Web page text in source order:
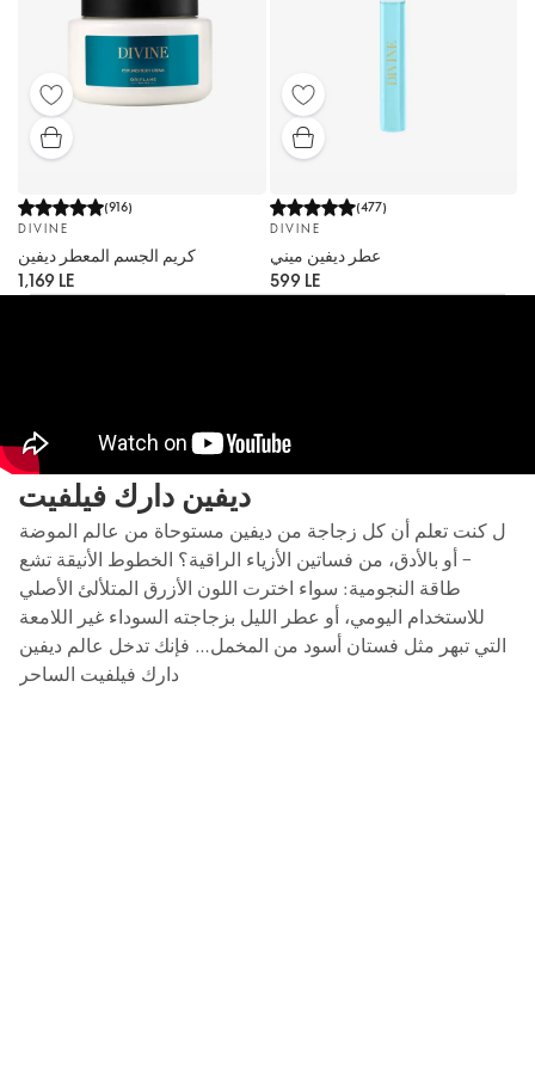
(916)
DIVINE
كريم الجسم المعطر ديفين
1,169 LE
(477)
DIVINE
عطر ديفين ميني
599 LE
ديفين دارك فيلفيت
ل كنت تعلم أن كل زجاجة من ديفين مستوحاة من عالم الموضة
– أو بالأدق، من فساتين الأزياء الراقية؟ الخطوط الأنيقة تشع
طاقة النجومية: سواء اخترت اللون الأزرق المتلألئ الأصلي
للاستخدام اليومي، أو عطر الليل بزجاجته السوداء غير اللامعة
التي تبهر مثل فستان أسود من المخمل… فإنك تدخل عالم ديفين
دارك فيلفيت الساحر